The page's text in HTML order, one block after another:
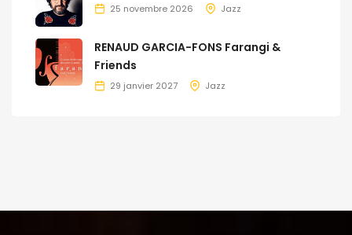
25 novembre 2026 Jazz
RENAUD GARCIA-FONS Farangi &
Friends
29 janvier 2027 Jazz